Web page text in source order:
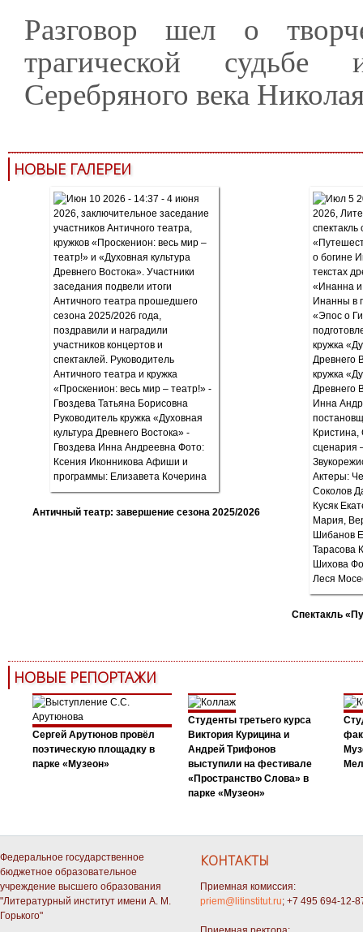
Разговор шел о
трагической судьбе
Серебряного века
НОВЫЕ ГАЛЕРЕИ
Античный театр: завершение сезона 2025/2026
Спектакль
НОВЫЕ РЕПОРТАЖИ
Сергей Арутюнов провёл
поэтическую площадку в
парке «Музеон»
Студенты третьего курса
Виктория Курицина и
Андрей Трифонов
выступили на фестивале
«Пространство Слова» в
парке «Музеон»
Федеральное государственное
бюджетное образовательное
учреждение высшего образования
"Литературный институт имени А. М.
Горького"
КОНТАКТЫ
Приемная комиссия:
priem@litinstitut.ru; +7 495 694-12-